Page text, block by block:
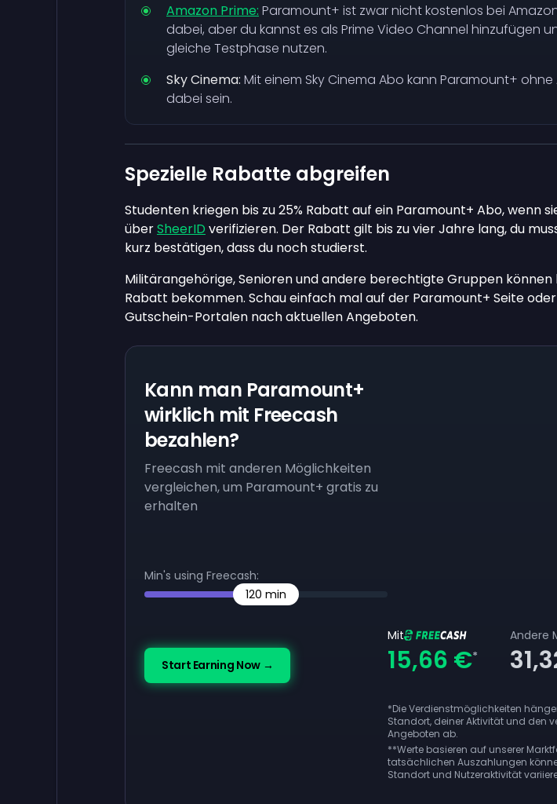
Amazon Prime: Paramount+ ist zwar nicht kostenlos bei
dabei, aber du kannst es als Prime Video Channel hinzufügen
gleiche Testphase nutzen.
Sky Cinema: Mit einem Sky Cinema Abo kann Paramount+ ohne
dabei sein.
Spezielle Rabatte abgreifen
Studenten kriegen bis zu 25% Rabatt auf ein Paramount+ Abo, wenn
überSheerID verifizieren. Der Rabatt gilt bis zu vier Jahre lang, du
kurz bestätigen, dass du noch studierst.
Militärangehörige, Senioren und andere berechtigte Gruppen können
Rabatt bekommen. Schau einfach mal auf der Paramount+ Seite
Gutschein-Portalen nach aktuellen Angeboten.
Kann man Paramount+
wirklich mit Freecash
bezahlen?
Freecash mit anderen Möglichkeiten
vergleichen, um Paramount+ gratis zu
erhalten
Min's using Freecash:
120 min
Start Earning Now →
Mit
15,66 €*
Andere
*Die Verdienstmöglichkeiten
Standort, deiner Aktivität und den
Angeboten ab.
**Werte basieren auf unserer
tatsächlichen Auszahlungen
Standort und Nutzeraktivität